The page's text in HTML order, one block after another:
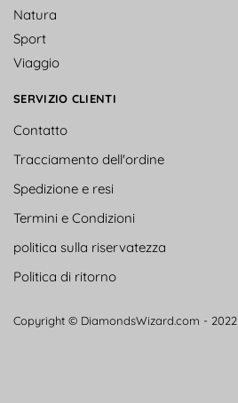
Natura
Sport
Viaggio
SERVIZIO CLIENTI
Contatto
Tracciamento dell'ordine
Spedizione e resi
Termini e Condizioni
politica sulla riservatezza
Politica di ritorno
Copyright © DiamondsWizard.com - 2022